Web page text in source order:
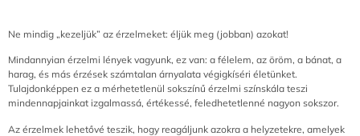
Ne mindig „kezeljük” az érzelmeket: éljük meg (jobban) azokat!
Mindannyian érzelmi lények vagyunk, ez van: a félelem, az öröm, a bánat, a
harag, és más érzések számtalan árnyalata végigkíséri életünket.
Tulajdonképpen ez a mérhetetlenül sokszínű érzelmi színskála teszi
mindennapjainkat izgalmassá, értékessé, feledhetetlenné nagyon sokszor.
Az érzelmek lehetővé teszik, hogy reagáljunk azokra a helyzetekre, amelyek